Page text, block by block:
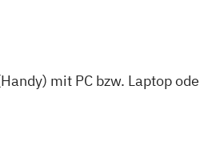
mit PC bzw. Laptop